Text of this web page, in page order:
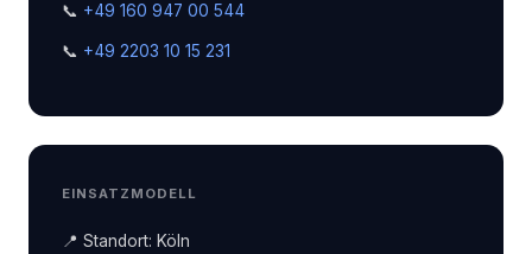
📞 +49 160 947 00 544
📞 +49 2203 10 15 231
EINSATZMODELL
📍 Standort: Köln